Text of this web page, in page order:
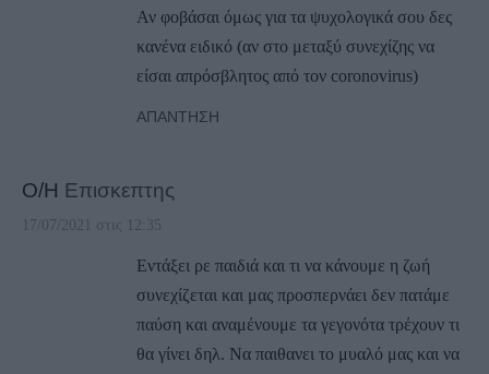
Αν φοβάσαι όμως για τα ψυχολογικά σου δες
κανένα ειδικό (αν στο μεταξύ συνεχίζης να
είσαι απρόσβλητος από τον coronovirus)
ΑΠΆΝΤΗΣΗ
Ο/Η Επισκεπτης
17/07/2021 στις 12:35
Εντάξει ρε παιδιά και τι να κάνουμε η ζωή
συνεχίζεται και μας προσπερνάει δεν πατάμε
παύση και αναμένουμε τα γεγονότα τρέχουν τι
θα γίνει δηλ. Να παιθανει το μυαλό μας και να